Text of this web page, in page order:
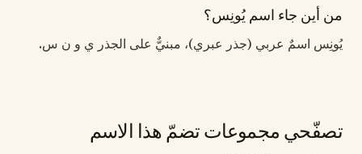
من أين جاء اسم يُونِس؟
يُونِس اسمٌ عربي (جذر عبري)، مبنيٌّ على الجذر ي و ن س.
تصفّحي مجموعات تضمّ هذا الاسم